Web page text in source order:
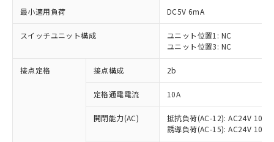
最小適用負荷 DC5V 6mA
スイッチユニット構成
ユニット位置1: NC
ユニット位置3: NC
接点定格 接点構成 2b
定格通電電流 10A
開閉能力(AC)
抵抗負荷(AC-12): AC24V 10A/
誘導負荷(AC-15): AC24V
※1 対応状況
対応済み：EU RoHS指令（10物質）の
非含有に対応した製品が提供可能な商品で